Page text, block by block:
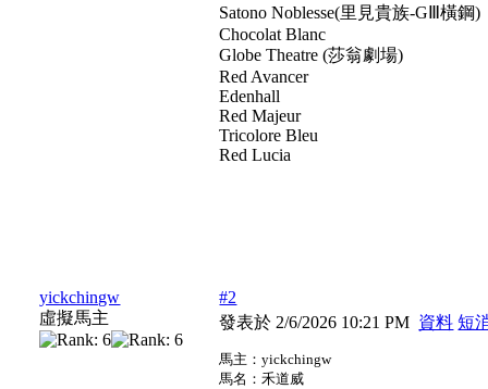
Satono Noblesse(里見貴族-GⅢ橫鋼)
Chocolat Blanc
Globe Theatre (莎翁劇場)
Red Avancer
Edenhall
Red Majeur
Tricolore Bleu
Red Lucia
yickchingw
虛擬馬主
#2
發表於 2/6/2026 10:21 PM 資料 短
馬主：yickchingw
馬名：禾道威